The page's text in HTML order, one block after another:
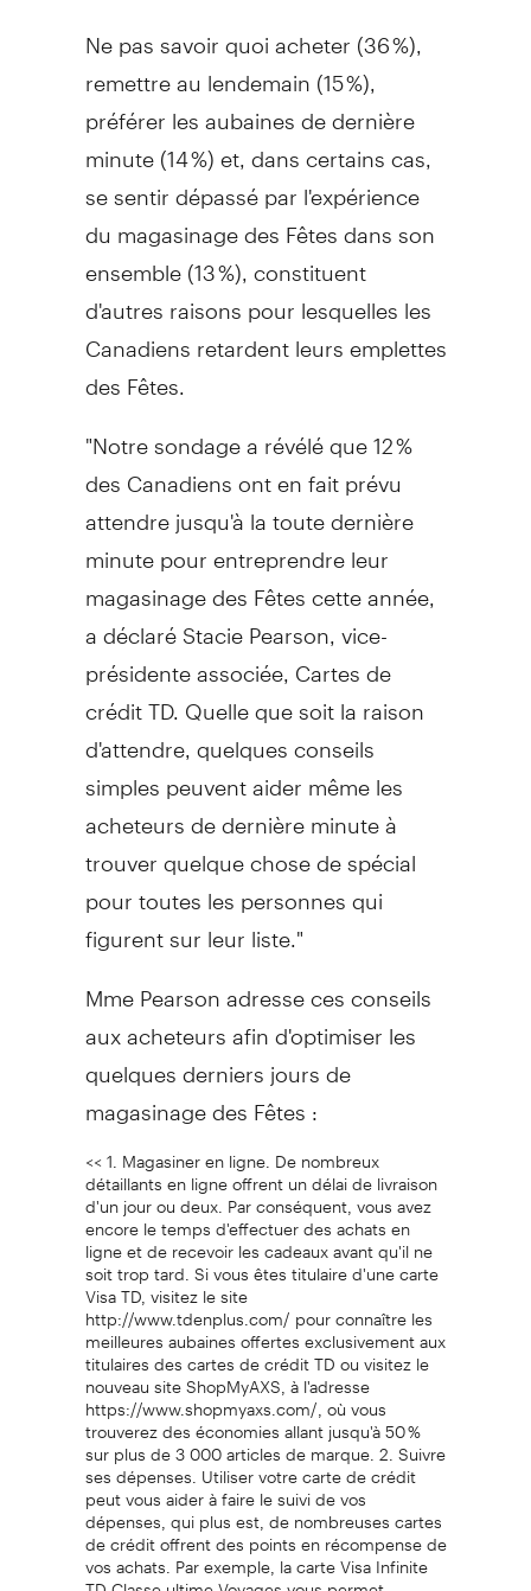
Ne pas savoir quoi acheter (36 %),
remettre au lendemain (15 %),
préférer les aubaines de dernière
minute (14 %) et, dans certains cas,
se sentir dépassé par l'expérience
du magasinage des Fêtes dans son
ensemble (13 %), constituent
d'autres raisons pour lesquelles les
Canadiens retardent leurs emplettes
des Fêtes.
"Notre sondage a révélé que 12 %
des Canadiens ont en fait prévu
attendre jusqu'à la toute dernière
minute pour entreprendre leur
magasinage des Fêtes cette année,
a déclaré Stacie Pearson, vice-
présidente associée, Cartes de
crédit TD. Quelle que soit la raison
d'attendre, quelques conseils
simples peuvent aider même les
acheteurs de dernière minute à
trouver quelque chose de spécial
pour toutes les personnes qui
figurent sur leur liste."
Mme Pearson adresse ces conseils
aux acheteurs afin d'optimiser les
quelques derniers jours de
magasinage des Fêtes :
<< 1. Magasiner en ligne. De nombreux
détaillants en ligne offrent un délai de livraison
d'un jour ou deux. Par conséquent, vous avez
encore le temps d'effectuer des achats en
ligne et de recevoir les cadeaux avant qu'il ne
soit trop tard. Si vous êtes titulaire d'une carte
Visa TD, visitez le site
http://www.tdenplus.com/ pour connaître les
meilleures aubaines offertes exclusivement aux
titulaires des cartes de crédit TD ou visitez le
nouveau site ShopMyAXS, à l'adresse
https://www.shopmyaxs.com/, où vous
trouverez des économies allant jusqu'à 50 %
sur plus de 3 000 articles de marque. 2. Suivre
ses dépenses. Utiliser votre carte de crédit
peut vous aider à faire le suivi de vos
dépenses, qui plus est, de nombreuses cartes
de crédit offrent des points en récompense de
vos achats. Par exemple, la carte Visa Infinite
TD Classe ultime Voyages vous permet